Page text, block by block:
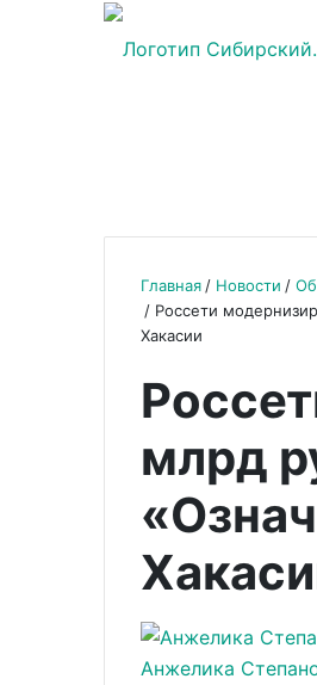
Главная Новости
Россети
Хакасии
млрд
Анжелика